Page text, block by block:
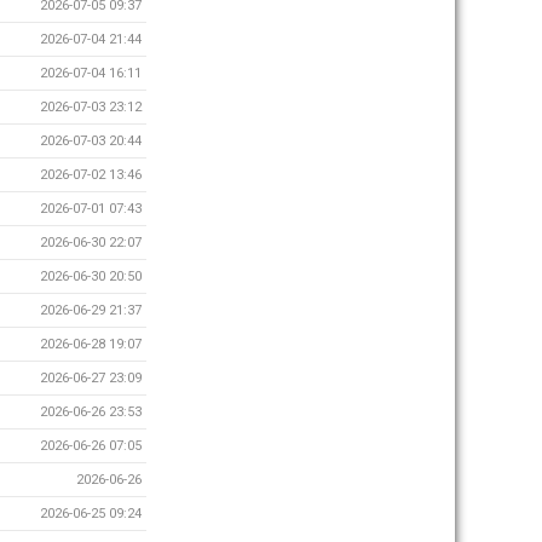
2026-07-05 09:37
2026-07-04 21:44
2026-07-04 16:11
2026-07-03 23:12
2026-07-03 20:44
2026-07-02 13:46
2026-07-01 07:43
2026-06-30 22:07
2026-06-30 20:50
2026-06-29 21:37
2026-06-28 19:07
2026-06-27 23:09
2026-06-26 23:53
2026-06-26 07:05
2026-06-26
2026-06-25 09:24